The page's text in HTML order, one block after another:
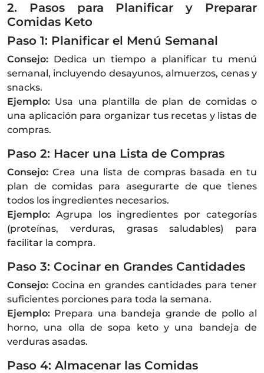
2. Pasos para Planificar y Preparar
Comidas Keto
Paso 1: Planificar el Menú Semanal
Consejo: Dedica un tiempo a planificar tu menú
semanal, incluyendo desayunos, almuerzos, cenas y
snacks.
Ejemplo: Usa una plantilla de plan de comidas o
una aplicación para organizar tus recetas y listas de
compras.
Paso 2: Hacer una Lista de Compras
Consejo: Crea una lista de compras basada en tu
plan de comidas para asegurarte de que tienes
todos los ingredientes necesarios.
Ejemplo: Agrupa los ingredientes por categorías
(proteínas, verduras, grasas saludables) para
facilitar la compra.
Paso 3: Cocinar en Grandes Cantidades
Consejo: Cocina en grandes cantidades para tener
suficientes porciones para toda la semana.
Ejemplo: Prepara una bandeja grande de pollo al
horno, una olla de sopa keto y una bandeja de
verduras asadas.
Paso 4: Almacenar las Comidas